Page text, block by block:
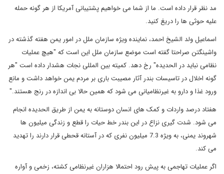
مد نظر قرار داده است. ما از شما می خواهیم پشتیبانی آمریکا از هر گونه حمله
علیه حوثی ها را دریغ کنید.
اسماعیل ولد الشیخ احمد، نماینده ویژه سازمان ملل در امور یمن هفته گذشته در
واشینگتن صراحتا گفته است موضع سازمان ملل این است که "هیچ عملیات
نظامی نباید در الحدیده" رخ دهد. کمیته بین المللی نجات هشدار داده است "هر
گونه اخلال در تاسیسات بندر آثار مصیبت باری بر مردم یمن خواهد داشت و مانع
ورود غذا و دارو به غیرنظامیانی می شود که همین حالا بی اندازه در رنج هستند."
هفتاد درصد واردات و کمک های انسان دوستانه به یمن از طریق الحدیده انجام
می شود. شدت گیری نزاع در این بندر خط حیات را قطع و زندگی میلیون ها
شهروند یمنی، به ویژه 7.3 میلیون نفری که در آستانه قحطی قرار دارند را تهدید
می کند.
اگر عملیات تهاجمی به پیش رود احتمالا هزاران غیرنظامی کشته، زخمی و آواره